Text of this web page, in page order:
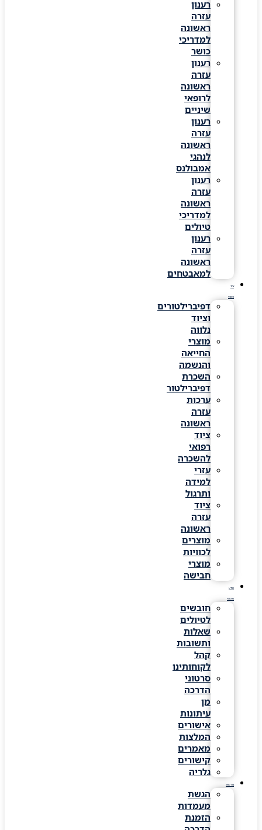
רענון
עזרה
ראשונה
למדריכי
כושר
רענון
עזרה
ראשונה
לרופאי
שיניים
רענון
עזרה
ראשונה
לנהגי
אמבולנס
רענון
עזרה
ראשונה
למדריכי
טיולים
רענון
עזרה
ראשונה
למאבטחים
דפיברילטורים
נלווה
מוצרי
החייאה
והנשמה
השכרת
דפיברילטור
ערכות
עזרה
ראשונה
ציוד
רפואי
להשכרה
עזרי
למידה
ותרגול
ציוד
עזרה
ראשונה
מוצרים
לכוויות
מוצרי
חבישה
חובשים
לטיולים
שאלות
ותשובות
קהל
לקוחותינו
סרטוני
הדרכה
מן
עיתונות
אישורים
המלצות
מאמרים
קישורים
גלריה
הגשת
מעמדות
הזמנת